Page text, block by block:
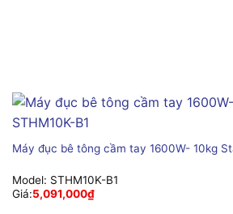
Máy đục bê tông cầm tay 1600W- 10kg
Model: STHM10K-B1
Giá:5,091,000₫